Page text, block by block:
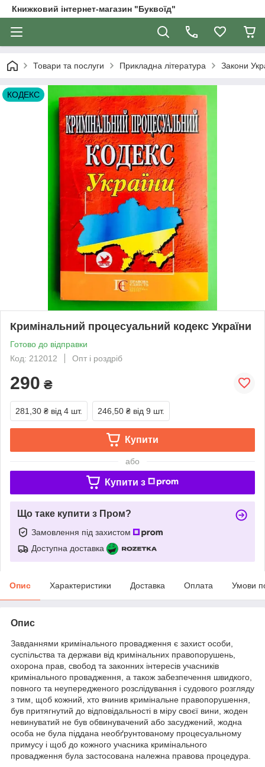
Книжковий інтернет-магазин "Буквоїд"
Товари та послуги Прикладна література Закони
КОДЕКС
Кримінальний процесуальний кодекс України
Готово до відправки
Код: 212012
Опт і роздріб
290 ₴
281,30 ₴ від 4 шт. 246,50 ₴ від 9 шт.
Купити
або
Купити з
Що таке купити з Пром?
Замовлення під захистом
Доступна доставка
Опис Характеристики Доставка Оплата Умови
Опис
Завданнями кримінального провадження є захист особи,
суспільства та держави від кримінальних правопорушень,
охорона прав, свобод та законних інтересів учасників
кримінального провадження, а також забезпечення швидкого,
повного та неупередженого розслідування і судового розгляду
з тим, щоб кожний, хто вчинив кримінальне правопорушення,
був притягнутий до відповідальності в міру своєї вини, жоден
невинуватий не був обвинувачений або засуджений, жодна
особа не була піддана необґрунтованому процесуальному
примусу і щоб до кожного учасника кримінального
провадження була застосована належна правова процедура.